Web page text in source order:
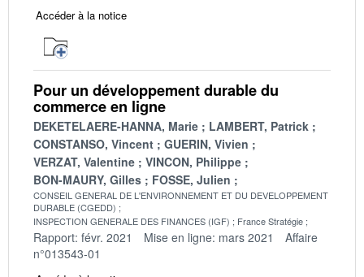
Accéder à la notice
Pour un développement durable du
commerce en ligne
DEKETELAERE-HANNA, Marie
LAMBERT, Patrick
CONSTANSO, Vincent
GUERIN, Vivien
VERZAT, Valentine
VINCON, Philippe
BON-MAURY, Gilles
FOSSE, Julien
CONSEIL GENERAL DE L'ENVIRONNEMENT ET DU DEVELOPPEMENT
DURABLE (CGEDD)
INSPECTION GENERALE DES FINANCES (IGF)
France Stratégie
Rapport: févr. 2021 Mise en ligne: mars 2021
Affaire
n°013543-01